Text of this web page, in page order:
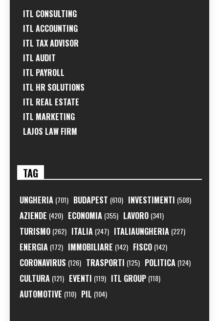
ITL CONSULTING
ITL ACCOUNTING
ITL TAX ADVISOR
ITL AUDIT
ITL PAYROLL
ITL HR SOLUTIONS
ITL REAL ESTATE
ITL MARKETING
LAJOS LAW FIRM
TAG
UNGHERIA (701) BUDAPEST (610) INVESTIMENTI (508)
AZIENDE (420) ECONOMIA (355) LAVORO (341)
TURISMO (262) ITALIA (247) ITALIAUNGHERIA (227)
ENERGIA (172) IMMOBILIARE (142) FISCO (142)
CORONAVIRUS (126) TRASPORTI (125) POLITICA (124)
CULTURA (121) EVENTI (119) ITL GROUP (118)
AUTOMOTIVE (110) PIL (104)